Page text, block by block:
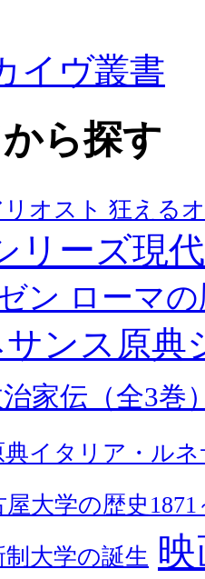
イヴ叢書
ら探す
リオスト 狂える
リーズ現
ン ローマ
サンス原典
家伝（全3巻
典イタリア・ル
屋大学の歴史1871
制大学の誕生